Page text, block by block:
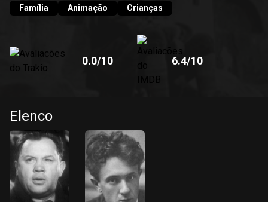
Família Animação Crianças
0.0/10 6.4/10
Elenco